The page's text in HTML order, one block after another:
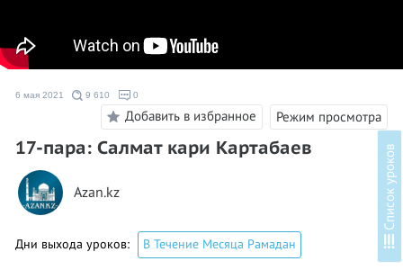
6 мая 2021 9 610 0
Добавить в избранное Режим просмотра
17-пара: Салмат кари Картабаев
Azan.kz
Дни выхода уроков: В Течение Месяца Рамадан
в